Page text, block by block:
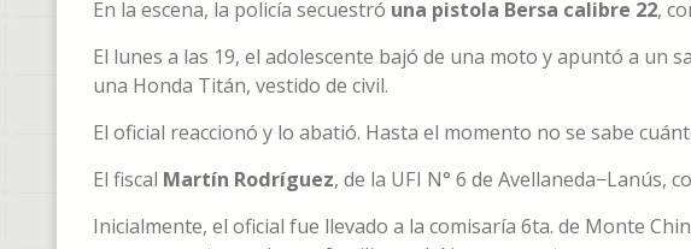
En la escena, la policía secuestró una pistola Bersa calibre 22,
El lunes a las 19, el adolescente bajó de una moto y apuntó a un
una Honda Titán, vestido de civil.
El oficial reaccionó y lo abatió. Hasta el momento no se sabe
El fiscal Martín Rodríguez, de la UFI N° 6 de Avellaneda−Lanús,
Inicialmente, el oficial fue llevado a la comisaría 6ta. de Monte